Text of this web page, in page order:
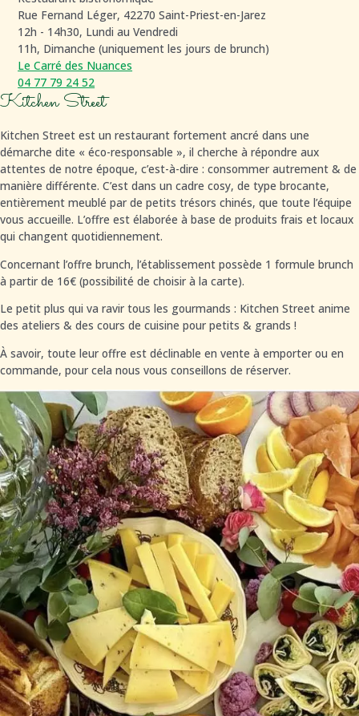
Rue Fernand Léger, 42270 Saint-Priest-en-Jarez
12h - 14h30, Lundi au Vendredi
11h, Dimanche (uniquement les jours de brunch)
Le Carré des Nuances
04 77 79 24 52
Kitchen Street
Kitchen Street est un restaurant fortement ancré dans une
démarche dite « éco-responsable », il cherche à répondre aux
attentes de notre époque, c’est-à-dire : consommer autrement & de
manière différente. C’est dans un cadre cosy, de type brocante,
entièrement meublé par de petits trésors chinés, que toute l’équipe
vous accueille. L’offre est élaborée à base de produits frais et locaux
qui changent quotidiennement.
Concernant l’offre brunch, l’établissement possède 1 formule brunch
à partir de 16€ (possibilité de choisir à la carte).
Le petit plus qui va ravir tous les gourmands : Kitchen Street anime
des ateliers & des cours de cuisine pour petits & grands !
À savoir, toute leur offre est déclinable en vente à emporter ou en
commande, pour cela nous vous conseillons de réserver.